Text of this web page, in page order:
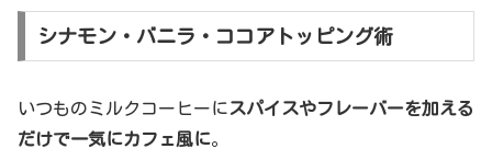
シナモン・バニラ・ココアトッピング術
いつものミルクコーヒーにスパイスやフレーバーを加える
だけで一気にカフェ風に。